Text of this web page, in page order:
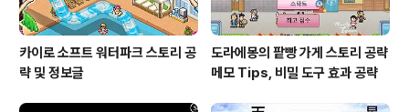
카이로 소프트 워터파크 스토리 공
략 및 정보글
도라에몽의 팥빵 가게 스토리 공략
메모 Tips, 비밀 도구 효과 공략